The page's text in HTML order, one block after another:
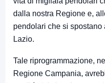
dalla nostra Regione e,
pendolari che si spostano
Lazio.
Tale riprogrammazione,
Regione Campania,